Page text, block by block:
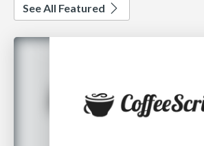
See All Featured